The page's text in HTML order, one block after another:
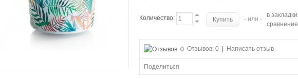
Количество: - или -
в закладки
сравнение
Отзывов: 0| Написать отзыв
Поделиться